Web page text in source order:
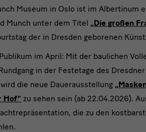
Museum in Oslo ist im Albertinum
Munch unter dem Titel „Die großen
der in Dresden geborenen
im April: Mit der baulichen
in der Festetage des
die neue Dauerausstellung
Hof“ zu sehen sein (ab 22.04.2026).
die zu den